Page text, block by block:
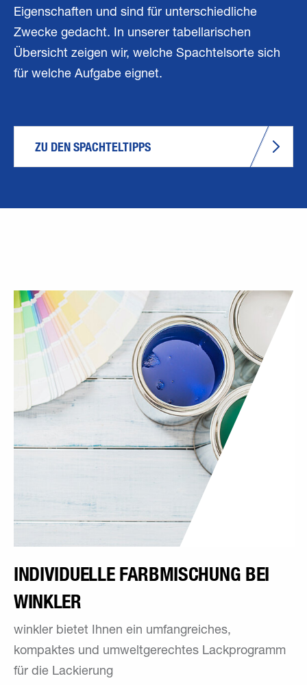
Eigenschaften und sind für unterschiedliche
Zwecke gedacht. In unserer tabellarischen
Übersicht zeigen wir, welche Spachtelsorte sich
für welche Aufgabe eignet.
ZU DEN SPACHTELTIPPS
INDIVIDUELLE FARBMISCHUNG BEI
WINKLER
winkler bietet Ihnen ein umfangreiches,
kompaktes und umweltgerechtes Lackprogramm
für die Lackierung